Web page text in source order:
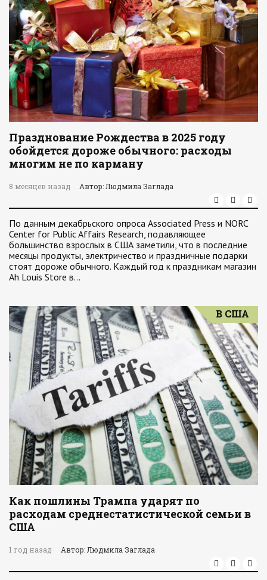
Празднование Рождества в 2025 году
обойдется дороже обычного: расходы
многим не по карману
8 месяцев назад Автор: Людмила Заглада
По данным декабрьского опроса Associated Press и NORC
Center for Public Affairs Research, подавляющее
большинство взрослых в США заметили, что в последние
месяцы продукты, электричество и праздничные подарки
стоят дороже обычного. Каждый год к праздникам магазин
Ah Louis Store в…
В США
Как пошлины Трампа ударят по
расходам среднестатистической семьи в
США
1 год назад Автор: Людмила Заглада